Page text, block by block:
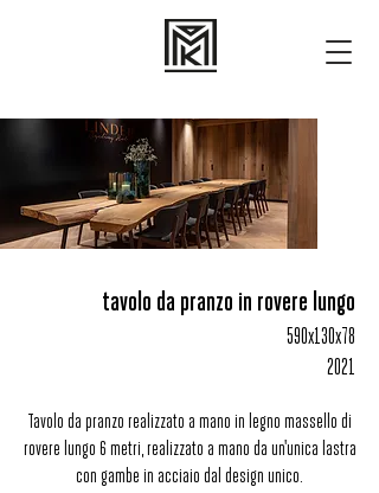
tavolo da pranzo in rovere lungo
590x130x78
2021
Tavolo da pranzo realizzato a mano in legno massello di
rovere lungo 6 metri, realizzato a mano da un'unica lastra
con gambe in acciaio dal design unico.